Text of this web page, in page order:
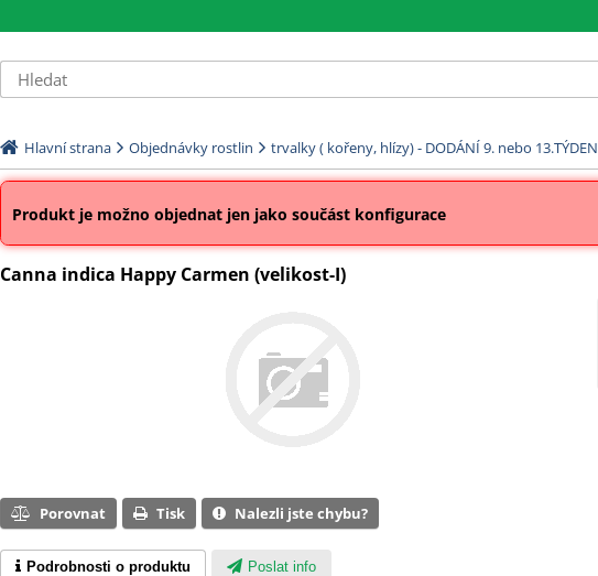
Hlavní strana Objednávky rostlin trvalky ( kořeny, hlízy) - DODÁNÍ 9. nebo 13.TÝDEN
Produkt je možno objednat jen jako součást konfigurace
Canna indica Happy Carmen (velikost-I)
Porovnat Tisk Nalezli jste chybu?
Podrobnosti o produktu Poslat info